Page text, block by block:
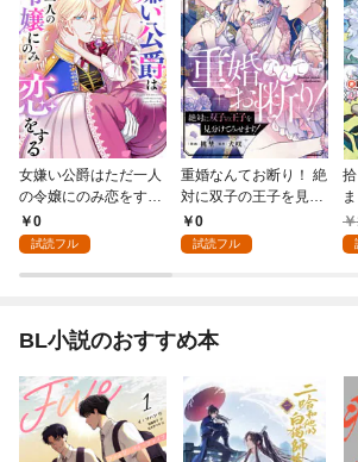
女嫌い公爵はただ一人
の令嬢にのみ恋をする
（分冊版）第１話
0
試読フル
重婚なんてお断り！ 絶
対に双子の王子を見分
けてみせます！（分冊
版） 第１話
0
試読フル
BL小説のおすすめ本